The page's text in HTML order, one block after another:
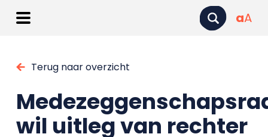
aA
Terug naar overzicht
wil uitleg van rechter